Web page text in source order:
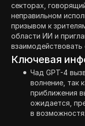
секторах,
неправильном
призывом к
области ИИ и
взаимодействовать
Ключевая
Чад GPT-4
волнение, так
приближения
ожидается,
в